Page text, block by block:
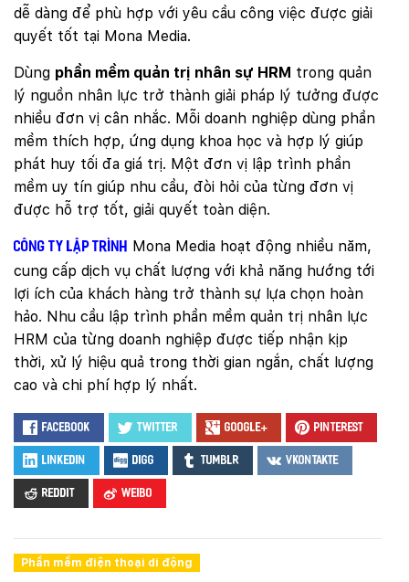
dễ dàng để phù hợp với yêu cầu công việc được giải
quyết tốt tại Mona Media.
Dùng phần mềm quản trị nhân sự HRM trong quản
lý nguồn nhân lực trở thành giải pháp lý tưởng được
nhiều đơn vị cân nhắc. Mỗi doanh nghiệp dùng phần
mềm thích hợp, ứng dụng khoa học và hợp lý giúp
phát huy tối đa giá trị. Một đơn vị lập trình phần
mềm uy tín giúp nhu cầu, đòi hỏi của từng đơn vị
được hỗ trợ tốt, giải quyết toàn diện.
Công ty lập trình Mona Media hoạt động nhiều năm,
cung cấp dịch vụ chất lượng với khả năng hướng tới
lợi ích của khách hàng trở thành sự lựa chọn hoàn
hảo. Nhu cầu lập trình phần mềm quản trị nhân lực
HRM của từng doanh nghiệp được tiếp nhận kịp
thời, xử lý hiệu quả trong thời gian ngắn, chất lượng
cao và chi phí hợp lý nhất.
Facebook Twitter Google+ Pinterest
LinkedIn Digg Tumblr VKontakte
Reddit Weibo
Phần mềm điện thoại di độngquản lý dự án để theo dõi tiến độ.